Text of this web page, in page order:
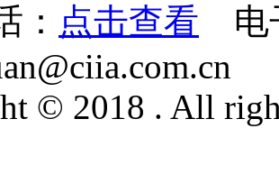
： 点击查看 电
© 2018 . All